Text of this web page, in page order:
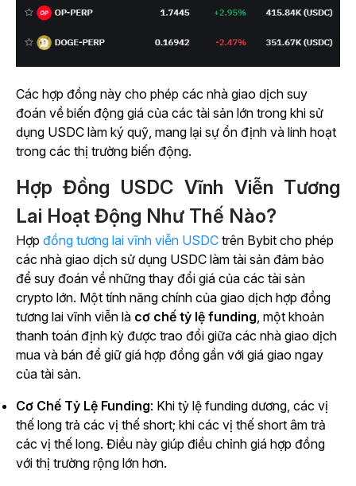
Các hợp đồng này cho phép các nhà giao dịch suy
đoán về biến động giá của các tài sản lớn trong khi sử
dụng USDC làm ký quỹ, mang lại sự ổn định và linh hoạt
trong các thị trường biến động.
Hợp Đồng USDC Vĩnh Viễn Tương
Lai Hoạt Động Như Thế Nào?
Hợp đồng tương lai vĩnh viễn USDC trên Bybit cho phép
các nhà giao dịch sử dụng USDC làm tài sản đảm bảo
để suy đoán về những thay đổi giá của các tài sản
crypto lớn. Một tính năng chính của giao dịch hợp đồng
tương lai vĩnh viễn là cơ chế tỷ lệ funding, một khoản
thanh toán định kỳ được trao đổi giữa các nhà giao dịch
mua và bán để giữ giá hợp đồng gần với giá giao ngay
của tài sản.
Cơ Chế Tỷ Lệ Funding: Khi tỷ lệ funding dương, các vị
thế long trả các vị thế short; khi các vị thế short âm trả
các vị thế long. Điều này giúp điều chỉnh giá hợp đồng
với thị trường rộng lớn hơn.